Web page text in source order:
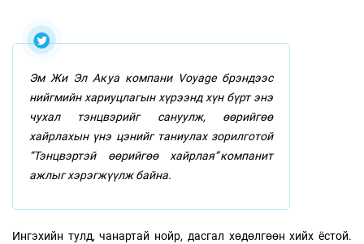
Эм Жи Эл Акуа компани Voyage брэндээс
нийгмийн хариуцлагын хүрээнд хүн бүрт энэ
чухал тэнцвэрийг сануулж, өөрийгөө
хайрлахын үнэ цэнийг таниулах зорилготой
“Тэнцвэртэй өөрийгөө хайрлая” компанит
ажлыг хэрэгжүүлж байна.
Ингэхийн тулд, чанартай нойр, дасгал хөдөлгөөн хийх ёстой.